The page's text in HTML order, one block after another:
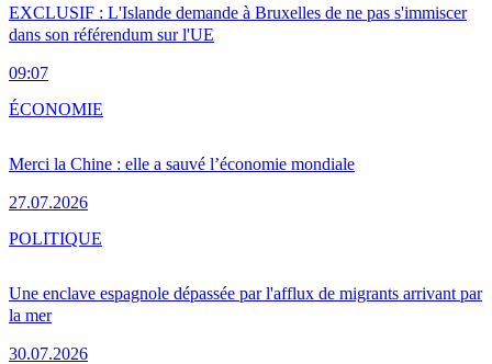
EXCLUSIF : L'Islande demande à Bruxelles de ne pas s'immiscer
dans son référendum sur l'UE
09:07
Merci la Chine : elle a sauvé l’économie mondiale
27.07.2026
ÉCONOMIE
Une enclave espagnole dépassée par l'afflux de migrants arrivant par
la mer
30.07.2026
POLITIQUE